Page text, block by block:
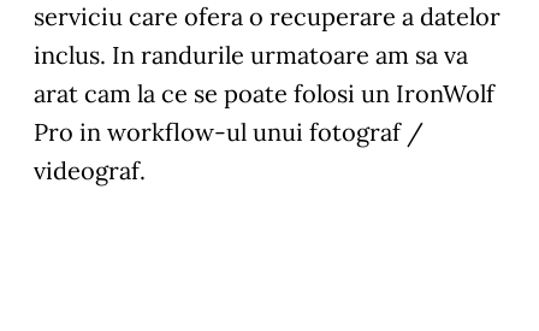
serviciu care ofera o recuperare a datelor
inclus. In randurile urmatoare am sa va
arat cam la ce se poate folosi un IronWolf
Pro in workflow-ul unui fotograf /
videograf.